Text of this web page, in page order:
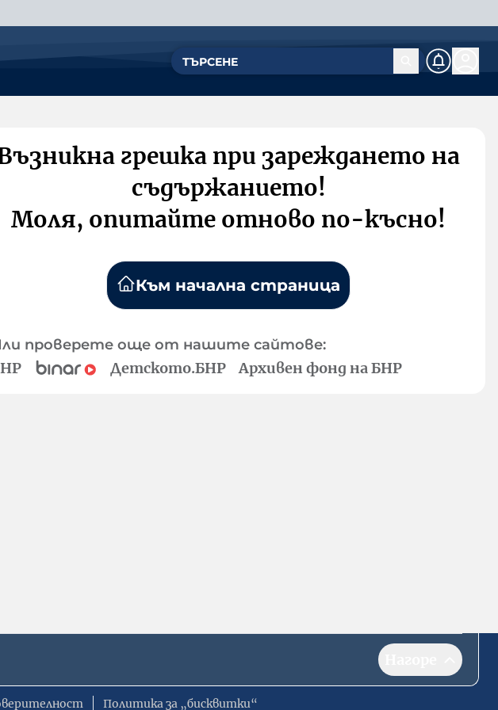
грешка при зареждането на
съдържанието!
Моля, опитайте отново по-късно!
Към начална страница
проверете още от нашите сайтове:
Детското.БНР Архивен фонд на БНР
Политика за „бисквитки“